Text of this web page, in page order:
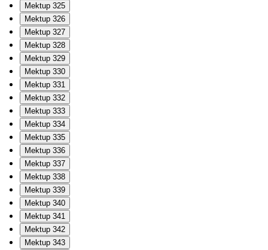
Mektup 325
Mektup 326
Mektup 327
Mektup 328
Mektup 329
Mektup 330
Mektup 331
Mektup 332
Mektup 333
Mektup 334
Mektup 335
Mektup 336
Mektup 337
Mektup 338
Mektup 339
Mektup 340
Mektup 341
Mektup 342
Mektup 343